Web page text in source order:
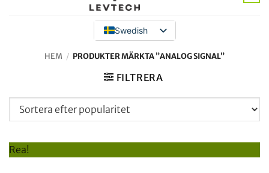
Swedish
HEM / PRODUKTER MÄRKTA ”ANALOG SIGNAL”
FILTRERA
Rea!